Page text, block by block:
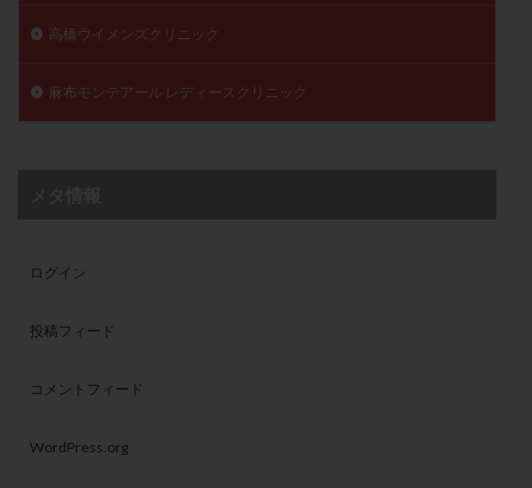
高橋ウイメンズクリニック
麻布モンテアール レディースクリニック
ログイン
投稿フィード
コメントフィード
WordPress.org